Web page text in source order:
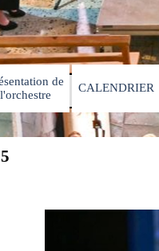
▼
de
l'orchestre
▼
CALENDRIER